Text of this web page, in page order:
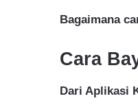
Bagaimana
Cara
Dari Aplikasi